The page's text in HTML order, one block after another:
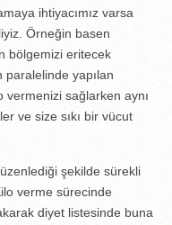
ihtiyacımız varsa
Örneğin basen
bölgemizi eritecek
yapılan
vermenizi sağlarken aynı
ve size sıkı bir vücut
şekilde sürekli
verme sürecinde
diyet listesinde buna